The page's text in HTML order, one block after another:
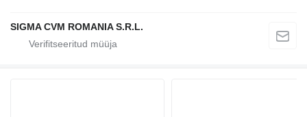
SIGMA CVM ROMANIA S.R.L.